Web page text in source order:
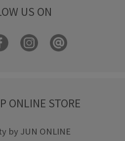
長財布 限定カラー
US ON
ONLINE STORE
by JUN ONLINE